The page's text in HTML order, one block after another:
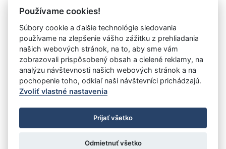
Vystavil: LESY Slovenskej republiky, štátny podnik
organizačná zložka OZ Tatry
Úrad vlády SR
- Všetky práva vyhradené
Prehlásenie o prístupnosti
Zmluvy do 31.12.2010
Nastavenia cookies
Používame cookies!
Súbory cookie a ďalšie technológie sledovania
používame na zlepšenie vášho zážitku z prehliadania
našich webových stránok, na to, aby sme vám
zobrazovali prispôsobený obsah a cielené reklamy, na
analýzu návštevnosti našich webových stránok a na
pochopenie toho, odkiaľ naši návštevníci prichádzajú.
Zvoliť vlastné nastavenia
Prijať všetko
Odmietnuť všetko